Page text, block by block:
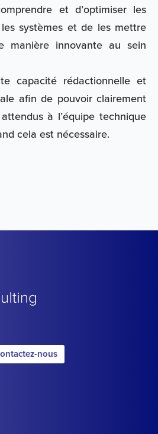
et d’optimiser les
systèmes et de les mettre
innovante au sein
capacité rédactionnelle et
afin de pouvoir clairement
à l’équipe technique
cela est nécessaire.
nous